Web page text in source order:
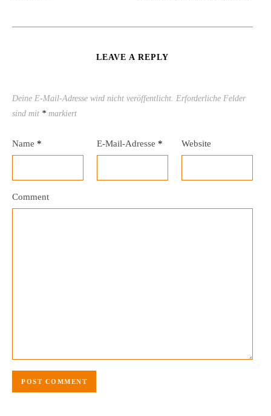
LEAVE A REPLY
Deine E-Mail-Adresse wird nicht veröffentlicht. Erforderliche Felder
sind mit * markiert
Name * E-Mail-Adresse * Website
Comment